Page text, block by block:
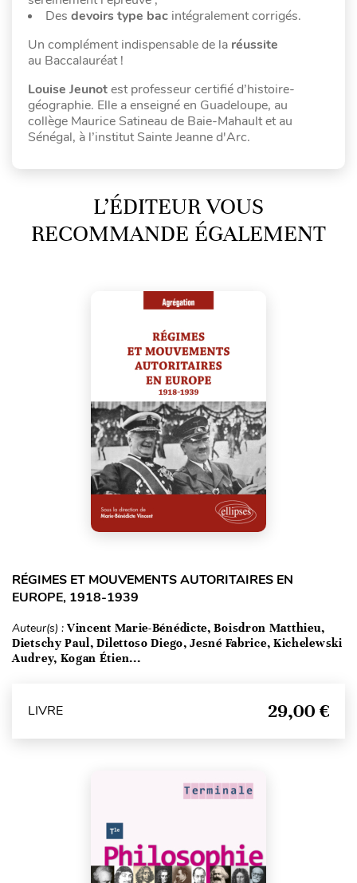
Des devoirs type bac intégralement corrigés.
Un complément indispensable de la réussite
au Baccalauréat !
Louise Jeunotest professeur certifié d’histoire-
géographie. Elle a enseigné en Guadeloupe, au
collège Maurice Satineau de Baie-Mahault et au
Sénégal, à l’institut Sainte Jeanne d'Arc.
L’ÉDITEUR VOUS
RECOMMANDE ÉGALEMENT
RÉGIMES ET MOUVEMENTS AUTORITAIRES EN
EUROPE, 1918-1939
Auteur(s) : Vincent Marie-Bénédicte, Boisdron Matthieu,
Dietschy Paul, Dilettoso Diego, Jesné Fabrice, Kichelewski
Audrey, Kogan Étien...
LIVRE 29,00 €